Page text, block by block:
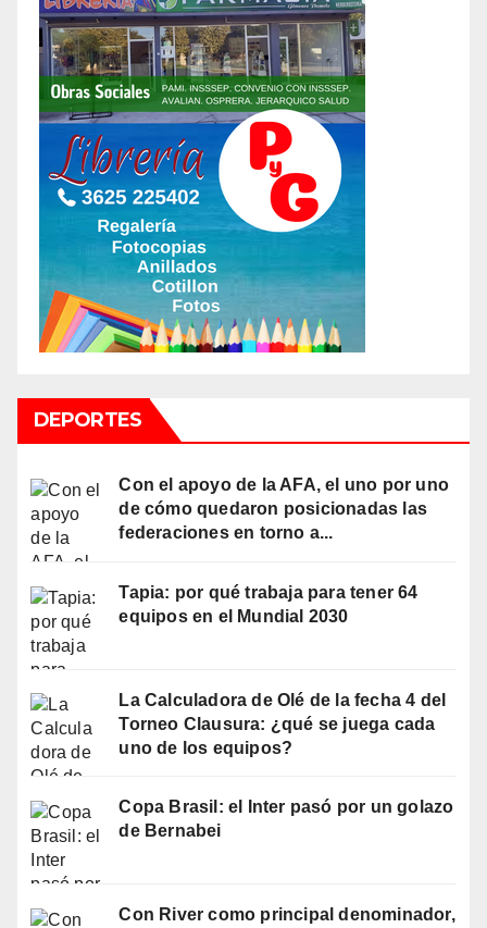
DEPORTES
Con el apoyo de la AFA, el uno por uno
de cómo quedaron posicionadas las
federaciones en torno a...
Tapia: por qué trabaja para tener 64
equipos en el Mundial 2030
La Calculadora de Olé de la fecha 4 del
Torneo Clausura: ¿qué se juega cada
uno de los equipos?
Copa Brasil: el Inter pasó por un golazo
de Bernabei
Con River como principal denominador,